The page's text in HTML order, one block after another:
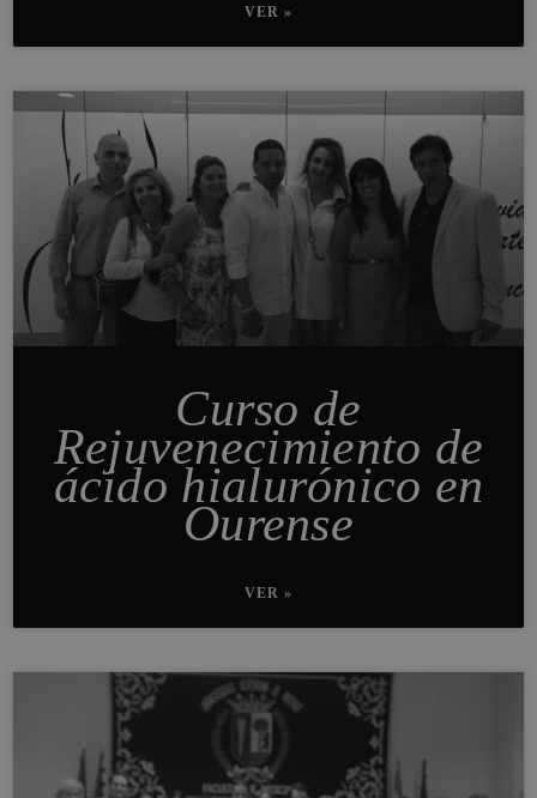
VER »
Curso de
Rejuvenecimiento de
ácido hialurónico en
Ourense
VER »